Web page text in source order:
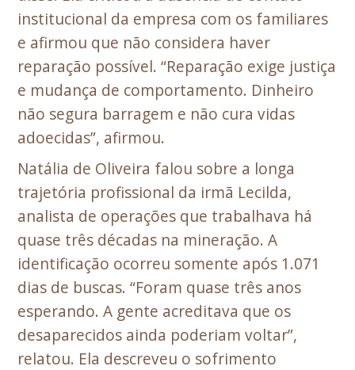
institucional da empresa com os familiares
e afirmou que não considera haver
reparação possível. “Reparação exige justiça
e mudança de comportamento. Dinheiro
não segura barragem e não cura vidas
adoecidas”, afirmou.
Natália de Oliveira falou sobre a longa
trajetória profissional da irmã Lecilda,
analista de operações que trabalhava há
quase três décadas na mineração. A
identificação ocorreu somente após 1.071
dias de buscas. “Foram quase três anos
esperando. A gente acreditava que os
desaparecidos ainda poderiam voltar”,
relatou. Ela descreveu o sofrimento